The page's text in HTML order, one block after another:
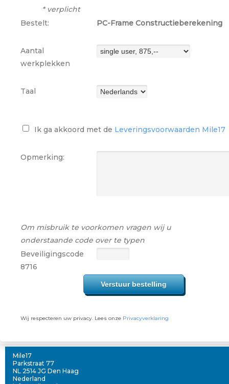
* verplicht
Bestelt:
PC-Frame Constructieberekening
Aantal
werkplekken
Taal
Ik ga akkoord met de Leveringsvoorwaarden Mile17
Opmerking:
Om misbruik te voorkomen vragen wij u
onderstaande code over te typen
Beveiligingscode
8716
Wij respecteren uw privacy. Lees onze Privacyverklaring
Mile17
Parkstraat 77
NL 2514 JG Den Haag
Nederland